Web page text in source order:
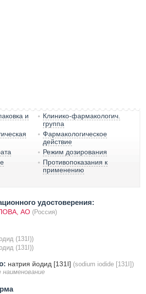
и
Клинико-фармакологич.
группа
Фармакологическое
действие
Режим дозирования
Противопоказания к
применению
удостоверения:
АО (Россия)
(131I))
(131I))
натрия йодид [131I] (sodium iodide [131I])
наименование